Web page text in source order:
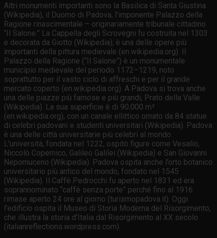
Altri monumenti importanti sono la Basilica di Santa Giustina
(Wikipedia), il Duomo di Padova, l’imponente Palazzo della
Ragione rinascimentale – originariamente tribunale cittadino
“Il Salone.” La Cappella degli Scrovegni fu costruita nel 1303
e decorata da Giotto (Wikipedia); è una delle opere più
importanti della pittura medievale (en.wikipedia.org). Il
Palazzo della Ragione (“Il Salone”) è un monumentale
municipio medievale del periodo 1172–1219, noto
soprattutto per il vasto ciclo di affreschi e per il grande
mercato coperto (en.wikipedia.org). A Padova si trova anche
una delle piazze più famose e più grandi, Prato della Valle
(Wikipedia). La sua superficie è di 90.000 m²
(en.wikipedia.org), con un canale ellittico ornato da 84 statue
di celebri padovani e studenti universitari (Wikipedia). Padova
è una delle città universitarie più celebri al mondo.
L’università, fondata nel 1222, ospitò figure come Vesalio,
Niccolò Copernico, Galileo Galilei (Wikipedia) e San Giovanni
Nepomuceno (Wikipedia). Padova ospita anche l’orto botanico
universitario più antico del mondo, fondato nel 1545
(Wikipedia). Il Caffè Pedrocchi fu aperto nel 1831 ed era
soprannominato “caffè senza porte” perché fino al 1916
rimase aperto 24 ore al giorno (turismopadova.it). Oggi
l’edificio ospita il Museo di Storia Moderna del Risorgimento,
che illustra la storia d’Italia dal Risorgimento al XX secolo
(italianreflections.wordpress.com).